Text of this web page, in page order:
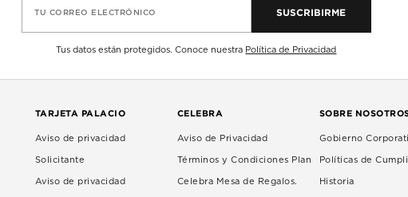
TU CORREO ELECTRÓNICO SUSCRIBIRME
Tus datos están protegidos. Conoce nuestra Política de Privacidad
TARJETA PALACIO
Aviso de privacidad
Solicitante
Aviso de privacidad
CELEBRA
Aviso de Privacidad
Términos y Condiciones Plan
Celebra Mesa de Regalos.
SOBRE
Gobierno
Políticas de
Historia